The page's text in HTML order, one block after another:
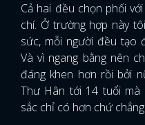
Cả hai đều chọn phối
chí. Ở trường hợp này
sức, mỗi người đều tạo
Và vì ngang bằng nên
đáng khen hơn rồi bởi
Thư Hân tới 14 tuổi mà
sắc chỉ có hơn chứ